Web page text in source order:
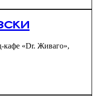
кафе «Dr. Живаго»,